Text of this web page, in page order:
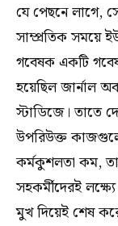
যে পেছনে লাগে,
সাম্প্রতিক সময়ে
গবেষক একটি
হয়েছিল জার্নাল
স্টাডিজে। তাতে
উপরিউক্ত
কর্মকুশলতা কম,
সহকর্মীদেরই
মুখ দিয়েই শেষ